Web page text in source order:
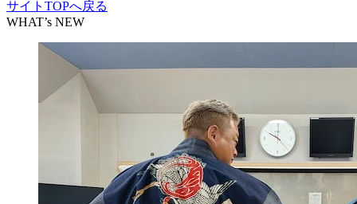
サイトTOPへ戻る
WHAT’s NEW